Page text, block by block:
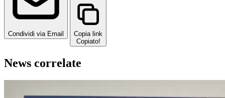
Condividi via Email
Copia link
Copiato!
News correlate